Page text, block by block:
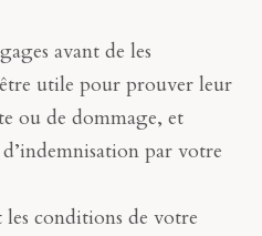
avant de les
utile pour prouver leur
ou de dommage, et
par votre
conditions de votre